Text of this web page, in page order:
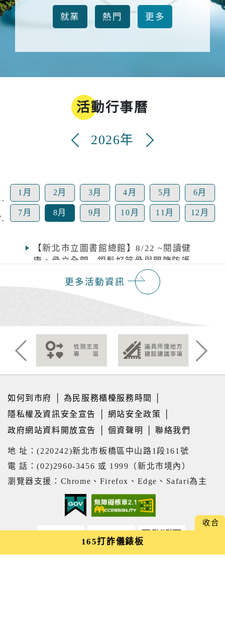
就業 熱門 更多
活動行事曆
2026年
1月 2月 3月 4月 5月 6月
7月 8月 9月 10月 11月 12月
【新北市立圖書館總館】8/22 ~閱讀健
康，骨立全開~ 銀髮好筋骨與關節防護
【新北市立圖書館總館】8/15 洪鈞培
健康公益講座 (上下午場)
講座（第八場次），歡迎踴躍參加！
【樹林三多圖書閱覽室】115年8月彩
2026(下)板橋生活講座--「搭乘郵輪看
世界」
【新北市立圖書館淡水分館】 115年8
月表演活動 :《 蘋果劇團【嬌滴滴與髒
兮兮】》
【新北市立圖書館總館】8/15 生活心
性智慧系列講座「從閱讀到創作---AI
如何讓知識變成影響力」
【新北市立圖書館中和員山分館】
「Home Library」系列活動：童話烘
更多活動資訊
Previous Next
如何到市府 為民服務櫃檯服務時間
隱私權及資訊安全宣告
網站安全政策
政府網站資料開放宣告
個資聲明 │聯絡我們
地 址：(220242)新北市板橋區中山路1段161號
電 話：(02)2960-3456 或 1999（新北市境內）
瀏覽器支援：Chrome、Firefox、Edge、Safari為主
165打詐儀錶板